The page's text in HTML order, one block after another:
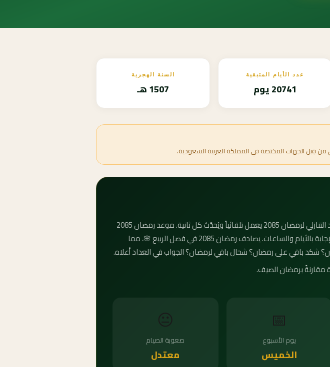
عدد الأيام المتبقية
20741 يوم
السنة الهجرية
1507 هـ
من قِبل الجهات المختصة في المملكة العربية السعودية.
كم باقي على رمضان 2085؟ وكم باقي لرمضان 2085 بالأيام والساعات؟ العداد التنازلي لرمضان 2085 يعمل تلقائياً ويُحدَّث كل ثانية. موعد رمضان 2085
يمكنك معرفته بدقة من العداد أعلاه، ومتى رمضان 2085 سيظهر لك العداد الإجابة بالأيام والساعات. يصادف رمضان 2085 في فصل الربيع 🌸، مما
📅
يوم الأسبوع
الخميس
😐
صعوبة الصيام
معتدل